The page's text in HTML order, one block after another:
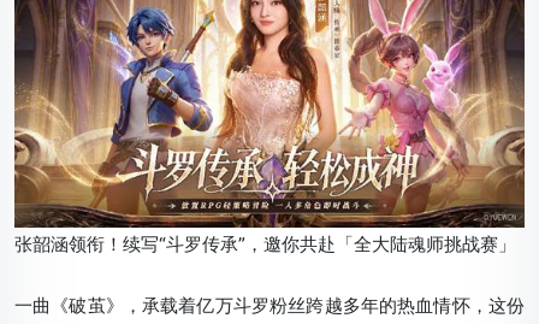
张韶涵领衔！续写“斗罗传承”，邀你共赴「全大陆魂师挑战赛」
一曲《破茧》，承载着亿万斗罗粉丝跨越多年的热血情怀，这份